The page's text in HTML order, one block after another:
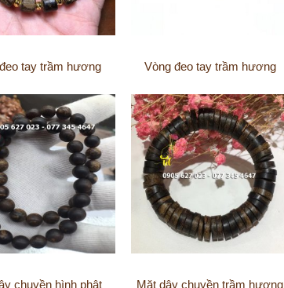
tay trầm hương Vòng đeo tay trầm hương
chuyền hình phật Mặt dây chuyền trầm hương